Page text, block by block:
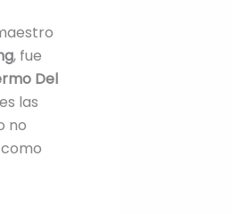
, fue
Del
las
no